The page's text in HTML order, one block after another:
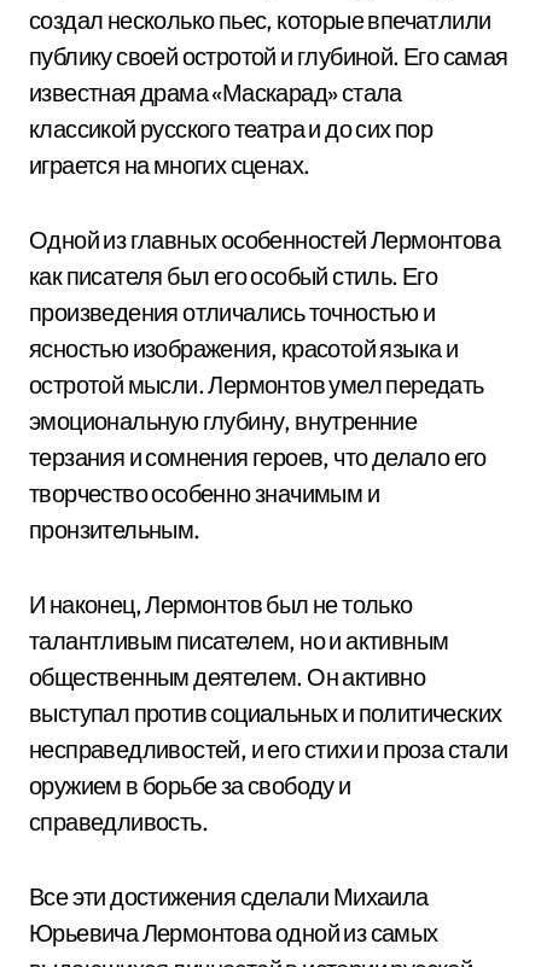
создал несколько пьес, которые впечатлили
публику своей остротой и глубиной. Его самая
известная драма «Маскарад» стала
классикой русского театра и до сих пор
играется на многих сценах.
Одной из главных особенностей Лермонтова
как писателя был его особый стиль. Его
произведения отличались точностью и
ясностью изображения, красотой языка и
остротой мысли. Лермонтов умел передать
эмоциональную глубину, внутренние
терзания и сомнения героев, что делало его
творчество особенно значимым и
пронзительным.
И наконец, Лермонтов был не только
талантливым писателем, но и активным
общественным деятелем. Он активно
выступал против социальных и политических
несправедливостей, и его стихи и проза стали
оружием в борьбе за свободу и
справедливость.
Все эти достижения сделали Михаила
Юрьевича Лермонтова одной из самых